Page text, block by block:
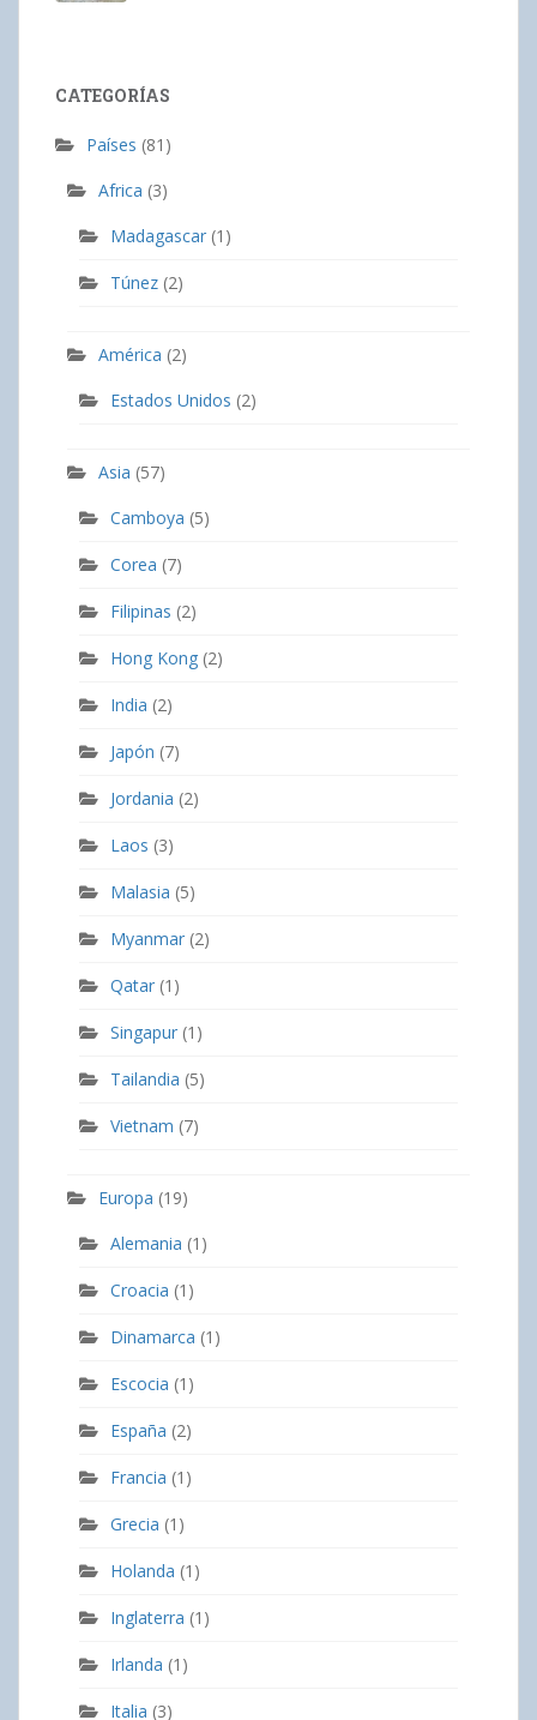
CATEGORÍAS
Países (81)
Africa (3)
Madagascar (1)
Túnez (2)
América (2)
Estados Unidos (2)
Asia (57)
Camboya (5)
Corea (7)
Filipinas (2)
Hong Kong (2)
India (2)
Japón (7)
Jordania (2)
Laos (3)
Malasia (5)
Myanmar (2)
Qatar (1)
Singapur (1)
Tailandia (5)
Vietnam (7)
Europa (19)
Alemania (1)
Croacia (1)
Dinamarca (1)
Escocia (1)
España (2)
Francia (1)
Grecia (1)
Holanda (1)
Inglaterra (1)
Irlanda (1)
Italia (3)